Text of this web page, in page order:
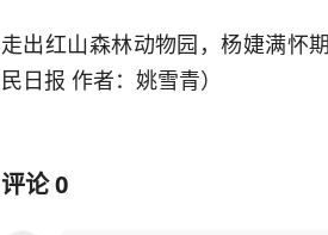
走出红山森林动物园，杨婕满怀
民日报 作者：姚雪青）
评论0